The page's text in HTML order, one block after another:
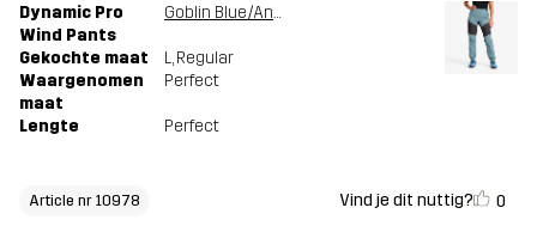
Dynamic Pro
Wind Pants
Goblin Blue/Anthracite
Gekochte maat L, Regular
Waargenomen
maat
Perfect
Lengte Perfect
Article nr 10978 Vind je dit nuttig? 0